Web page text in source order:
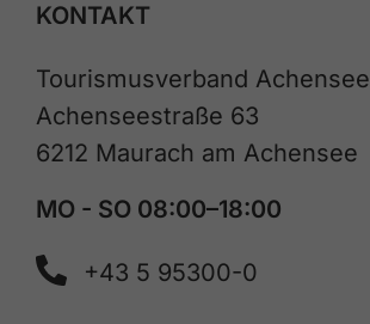
KONTAKT
Tourismusverband Achensee
Achenseestraße 63
6212 Maurach am Achensee
MO - SO 08:00–18:00
+43 5 95300-0